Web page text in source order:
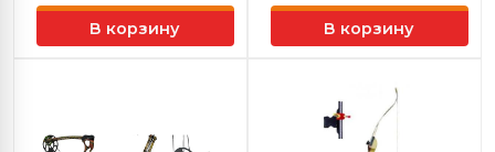
В корзину В корзину